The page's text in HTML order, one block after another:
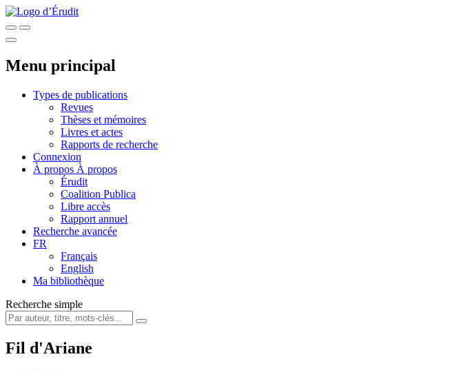
Menu principal
Types de publications
Revues
Thèses et mémoires
Livres et actes
Rapports de recherche
Connexion
À propos À propos
Érudit
Coalition Publica
Libre accès
Rapport annuel
Recherche avancée
FR
Français
English
Ma bibliothèque
Recherche simple
Fil d'Ariane